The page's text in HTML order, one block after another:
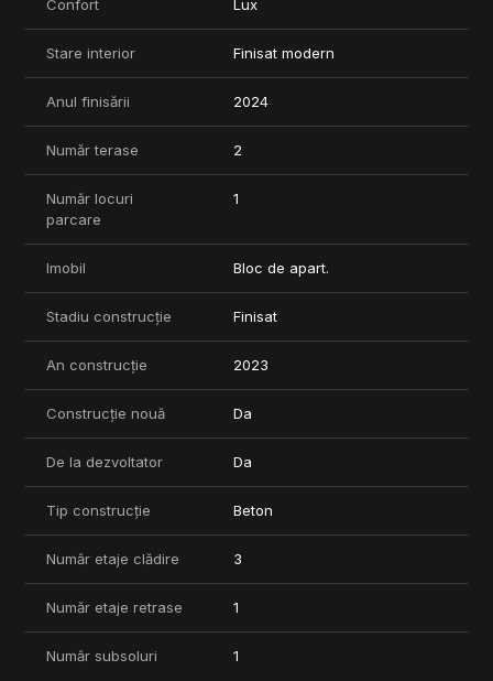
exclusivist!
Pentru mai multe informatii te astpam la o vizionare!
de la 320.000 EUR+TVA.
Pozele sunt din showroom si au rol informativ.
Comision 0%!
Confort Lux
Stare interior Finisat modern
Anul finisării 2024
Număr terase 2
Număr locuri
parcare
1
Imobil Bloc de apart.
Stadiu construcție Finisat
An construcție 2023
Construcție nouă Da
De la dezvoltator Da
Tip construcție Beton
Număr etaje clădire 3
Număr etaje retrase 1
Număr subsoluri 1